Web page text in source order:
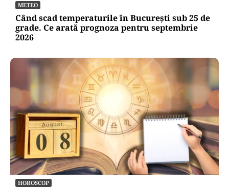
METEO
Când scad temperaturile în București sub 25 de
grade. Ce arată prognoza pentru septembrie
2026
HOROSCOP